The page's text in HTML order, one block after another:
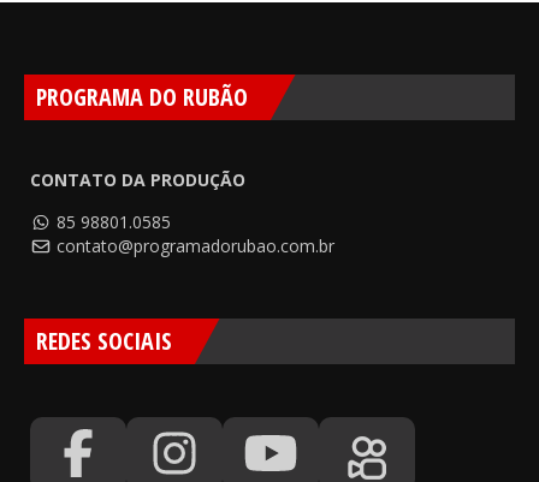
PROGRAMA DO RUBÃO
CONTATO DA PRODUÇÃO
85 98801.0585
contato@programadorubao.com.br
REDES SOCIAIS